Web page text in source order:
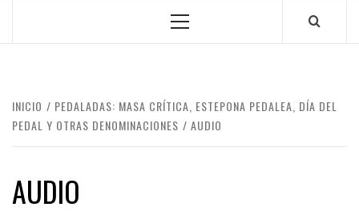
Menú
INICIO
PEDALADAS: MASA CRÍTICA, ESTEPONA PEDALEA, DÍA DEL
PEDAL Y OTRAS DENOMINACIONES
AUDIO
AUDIO